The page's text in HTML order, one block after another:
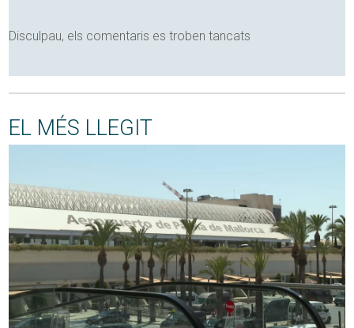
Disculpau, els comentaris es troben tancats
EL MÉS LLEGIT